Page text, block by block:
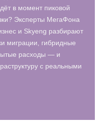
в момент пиковой
Эксперты МегаФона
и Skyeng разбирают
миграции, гибридные
расходы — и
с реальными